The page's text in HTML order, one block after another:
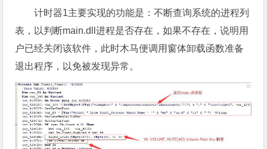
计时器1主要实现的功能是：不断查询系统的进程列
表，以判断main.dll进程是否存在，如果不存在，说明用
户已经关闭该软件，此时木马便调用窗体卸载函数准备
退出程序，以免被发现异常。